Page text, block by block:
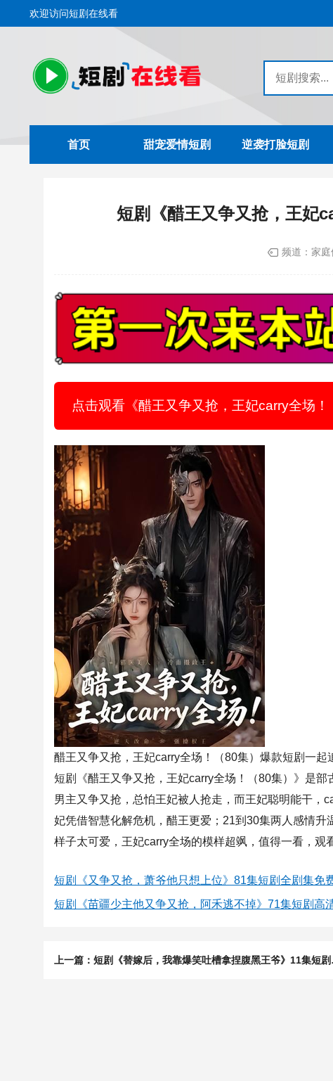
欢迎访问短剧在线看
首页 甜宠爱情短剧 逆袭打脸短剧
短剧《醋王又争又抢，王妃
频道： 家庭
点击观看《醋王又争又抢，王妃carry全场
醋王又争又抢，王妃carry全场！（80集）爆款短剧一起
短剧《醋王又争又抢，王妃carry全场！（80集）》是
男主又争又抢，总怕王妃被人抢走，而王妃聪明能干，
妃凭借智慧化解危机，醋王更爱；21到30集两人感情
样子太可爱，王妃carry全场的模样超飒，值得一看，观
短剧《又争又抢，萧爷他只想上位》81集短剧全剧集免
短剧《苗疆少主他又争又抢，阿禾逃不掉》71集短剧高
上一篇：